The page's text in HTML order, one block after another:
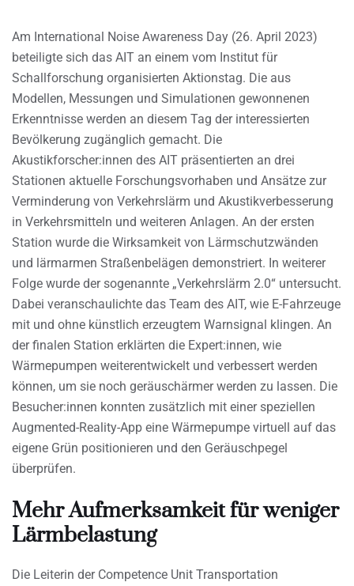
Am International Noise Awareness Day (26. April 2023)
beteiligte sich das AIT an einem vom Institut für
Schallforschung organisierten Aktionstag. Die aus
Modellen, Messungen und Simulationen gewonnenen
Erkenntnisse werden an diesem Tag der interessierten
Bevölkerung zugänglich gemacht. Die
Akustikforscher:innen des AIT präsentierten an drei
Stationen aktuelle Forschungsvorhaben und Ansätze zur
Verminderung von Verkehrslärm und Akustikverbesserung
in Verkehrsmitteln und weiteren Anlagen. An der ersten
Station wurde die Wirksamkeit von Lärmschutzwänden
und lärmarmen Straßenbelägen demonstriert. In weiterer
Folge wurde der sogenannte „Verkehrslärm 2.0“ untersucht.
Dabei veranschaulichte das Team des AIT, wie E-Fahrzeuge
mit und ohne künstlich erzeugtem Warnsignal klingen. An
der finalen Station erklärten die Expert:innen, wie
Wärmepumpen weiterentwickelt und verbessert werden
können, um sie noch geräuschärmer werden zu lassen. Die
Besucher:innen konnten zusätzlich mit einer speziellen
Augmented-Reality-App eine Wärmepumpe virtuell auf das
eigene Grün positionieren und den Geräuschpegel
überprüfen.
Mehr Aufmerksamkeit für weniger
Lärmbelastung
Die Leiterin der Competence Unit Transportation